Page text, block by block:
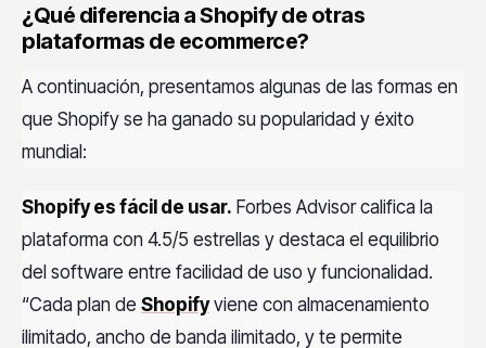
¿Qué diferencia a Shopify de otras
plataformas de ecommerce?
A continuación, presentamos algunas de las formas en
que Shopify se ha ganado su popularidad y éxito
mundial:
Shopify es fácil de usar. Forbes Advisor califica la
plataforma con 4.5/5 estrellas y destaca el equilibrio
del software entre facilidad de uso y funcionalidad.
“Cada plan de Shopifyviene con almacenamiento
ilimitado, ancho de banda ilimitado, y te permite